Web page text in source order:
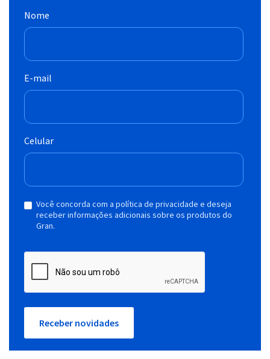
Nome
E-mail
Celular
Você concorda com a política de privacidade e deseja
receber informações adicionais sobre os produtos do
Gran.
Receber novidades